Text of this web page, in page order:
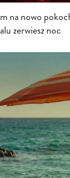
na nowo
zerwiesz noc